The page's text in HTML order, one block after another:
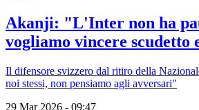
Akanji: "L'Inter non ha
vogliamo vincere scudetto
Il difensore svizzero dal ritiro della
noi stessi, non pensiamo agli avversari"
29 Mar 2026 - 09:47